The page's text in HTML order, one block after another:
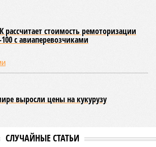
рассчитает стоимость ремоторизации
100 с авиаперевозчиками
выросли цены на кукурузу
СЛУЧАЙНЫЕ СТАТЬИ